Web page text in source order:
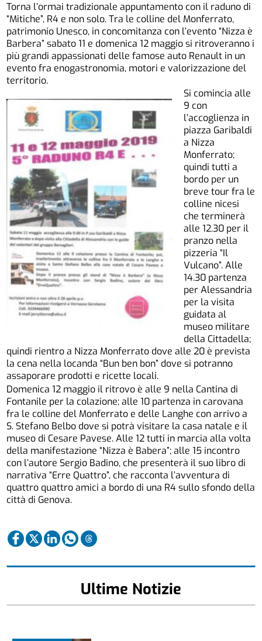
Torna l’ormai tradizionale appuntamento con il raduno di
“Mitiche”, R4 e non solo. Tra le colline del Monferrato,
patrimonio Unesco, in concomitanza con l’evento “Nizza è
Barbera” sabato 11 e domenica 12 maggio si ritroveranno i
più grandi appassionati delle famose auto Renault in un
evento fra enogastronomia, motori e valorizzazione del
territorio.
Si comincia alle
9 con
l’accoglienza in
piazza Garibaldi
a Nizza
Monferrato;
quindi tutti a
bordo per un
breve tour fra le
colline nicesi
che terminerà
alle 12.30 per il
pranzo nella
pizzeria “Il
Vulcano”. Alle
14.30 partenza
per Alessandria
per la visita
guidata al
museo militare
della Cittadella;
quindi rientro a Nizza Monferrato dove alle 20 è prevista
la cena nella locanda “Bun ben bon” dove si potranno
assaporare prodotti e ricette locali.
Domenica 12 maggio il ritrovo è alle 9 nella Cantina di
Fontanile per la colazione; alle 10 partenza in carovana
fra le colline del Monferrato e delle Langhe con arrivo a
S. Stefano Belbo dove si potrà visitare la casa natale e il
museo di Cesare Pavese. Alle 12 tutti in marcia alla volta
della manifestazione “Nizza è Babera”; alle 15 incontro
con l’autore Sergio Badino, che presenterà il suo libro di
narrativa “Erre Quattro”, che racconta l’avventura di
quattro quattro amici a bordo di una R4 sullo sfondo della
città di Genova.
Ultime Notizie